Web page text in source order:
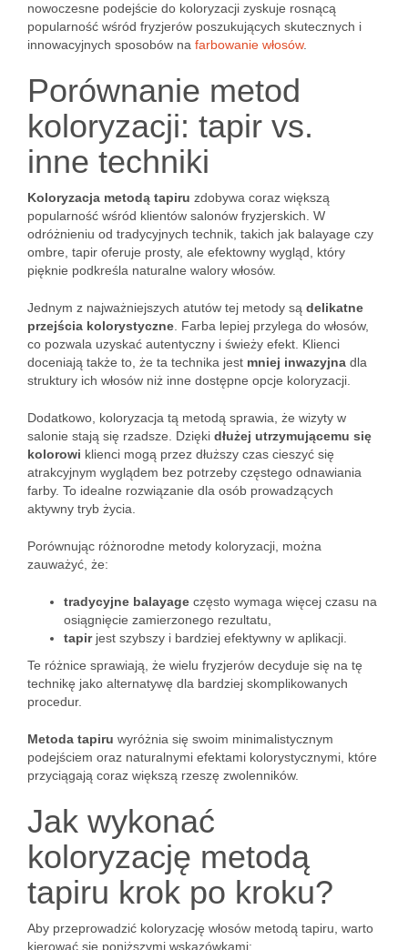
nowoczesne podejście do koloryzacji zyskuje rosnącą
popularność wśród fryzjerów poszukujących skutecznych i
innowacyjnych sposobów na farbowanie włosów.
Porównanie metod
koloryzacji: tapir vs.
inne techniki
Koloryzacja metodą tapiru zdobywa coraz większą
popularność wśród klientów salonów fryzjerskich. W
odróżnieniu od tradycyjnych technik, takich jak balayage czy
ombre, tapir oferuje prosty, ale efektowny wygląd, który
pięknie podkreśla naturalne walory włosów.
Jednym z najważniejszych atutów tej metody są delikatne
przejścia kolorystyczne . Farba lepiej przylega do włosów,
co pozwala uzyskać autentyczny i świeży efekt. Klienci
doceniają także to, że ta technika jest mniej inwazyjna dla
struktury ich włosów niż inne dostępne opcje koloryzacji.
Dodatkowo, koloryzacja tą metodą sprawia, że wizyty w
salonie stają się rzadsze. Dzięki dłużej utrzymującemu się
kolorowi klienci mogą przez dłuższy czas cieszyć się
atrakcyjnym wyglądem bez potrzeby częstego odnawiania
farby. To idealne rozwiązanie dla osób prowadzących
aktywny tryb życia.
Porównując różnorodne metody koloryzacji, można
zauważyć, że:
tradycyjne balayage często wymaga więcej czasu na
osiągnięcie zamierzonego rezultatu,
tapirjest szybszy i bardziej efektywny w aplikacji.
Te różnice sprawiają, że wielu fryzjerów decyduje się na tę
technikę jako alternatywę dla bardziej skomplikowanych
procedur.
Metoda tapiru wyróżnia się swoim minimalistycznym
podejściem oraz naturalnymi efektami kolorystycznymi, które
przyciągają coraz większą rzeszę zwolenników.
Jak wykonać
koloryzację metodą
tapiru krok po kroku?
Aby przeprowadzić koloryzację włosów metodą tapiru, warto
kierować się poniższymi wskazówkami: